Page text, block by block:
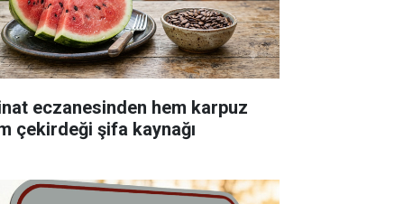
eczanesinden hem karpuz
çekirdeği şifa kaynağı